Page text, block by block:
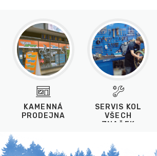
KAMENNÁ
PRODEJNA
SERVIS KOL
VŠECH
ZNAČEK